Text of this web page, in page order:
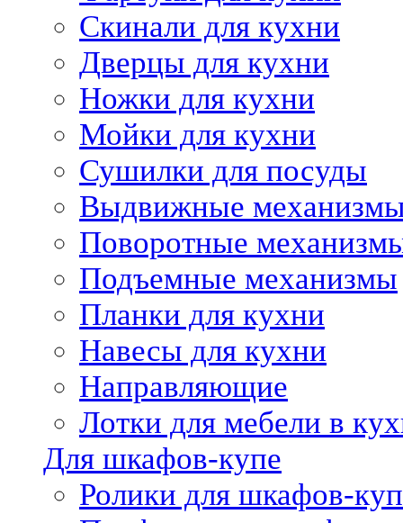
Скинали для кухни
Дверцы для кухни
Ножки для кухни
Мойки для кухни
Сушилки для посуды
Выдвижные
Поворотные
Подъемные механизмы
Планки для кухни
Навесы для кухни
Направляющие
Лотки для мебели в
Для шкафов-купе
Ролики для шкафов-